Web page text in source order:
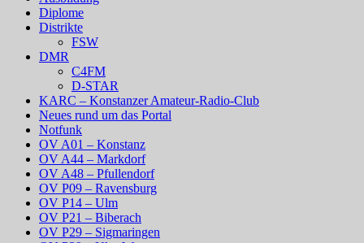
Diplome
Distrikte
FSW
DMR
C4FM
D-STAR
KARC – Konstanzer Amateur-Radio-Club
Neues rund um das Portal
Notfunk
OV A01 – Konstanz
OV A44 – Markdorf
OV A48 – Pfullendorf
OV P09 – Ravensburg
OV P14 – Ulm
OV P21 – Biberach
OV P29 – Sigmaringen